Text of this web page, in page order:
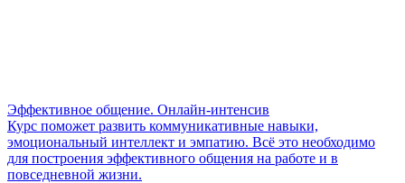
Эффективное общение. Онлайн-интенсив
Курс поможет развить коммуникативные навыки,
эмоциональный интеллект и эмпатию. Всё это необходимо
для построения эффективного общения на работе и в
повседневной жизни.